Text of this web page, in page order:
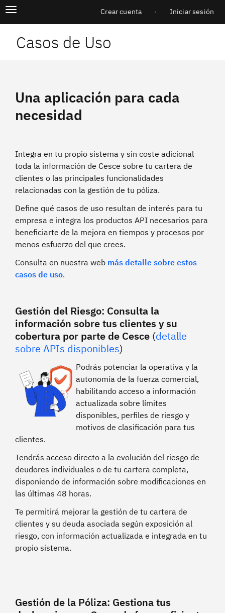
al
principal
Alternar
navegación
principal Iniciar sesión
Crear cuenta Iniciar sesión
Casos de Uso
Una aplicación para cada
necesidad
Integra en tu propio sistema y sin coste adicional
toda la información de Cesce sobre tu cartera de
clientes o las principales funcionalidades
relacionadas con la gestión de tu póliza.
Define qué casos de uso resultan de interés para tu
empresa e integra los productos API necesarios para
beneficiarte de la mejora en tiempos y procesos por
menos esfuerzo del que crees.
Consulta en nuestra web más detalle sobre estos
casos de uso.
Gestión del Riesgo: Consulta la
información sobre tus clientes y su
cobertura por parte de Cesce (detalle
sobre APIs disponibles)
Podrás potenciar la operativa y la
autonomía de la fuerza comercial,
habilitando acceso a información
actualizada sobre límites
disponibles, perfiles de riesgo y
motivos de clasificación para tus
clientes.
Tendrás acceso directo a la evolución del riesgo de
deudores individuales o de tu cartera completa,
disponiendo de información sobre modificaciones en
las últimas 48 horas.
Te permitirá mejorar la gestión de tu cartera de
clientes y su deuda asociada según exposición al
riesgo, con información actualizada e integrada en tu
propio sistema.
Gestión de la Póliza: Gestiona tus